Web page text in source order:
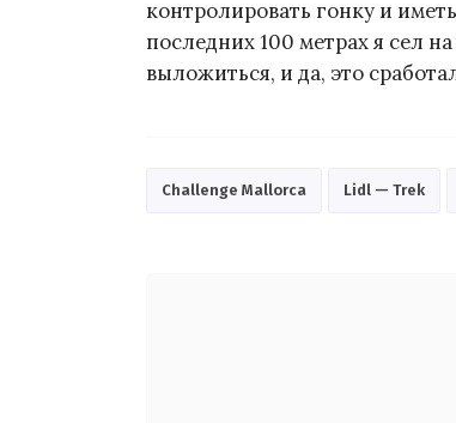
контролировать гонку и
последних 100 метрах я сел
выложиться, и да, это
Challenge Mallorca Lidl — Trek